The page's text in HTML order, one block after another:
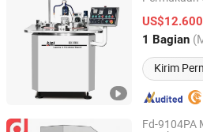
1 Bagian
Kirim
Manufacture Co., Ltd.
Guangdong, China
Fd-9104PA